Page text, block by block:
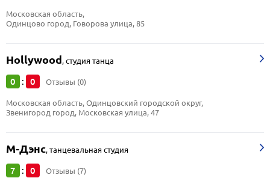
Московская область,
Одинцово город, Говорова улица, 85
Hollywood,студия танца
0 : 0 Отзывы (0)
Московская область, Одинцовский городской округ,
Звенигород город, Московская улица, 47
M-Дэнс,танцевальная студия
7 : 0 Отзывы (7)